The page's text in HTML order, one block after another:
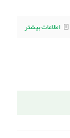
اطلاعات بیشتر